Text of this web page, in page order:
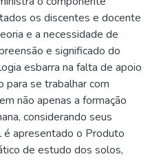
os discentes e docente
e a necessidade de
e significado do
esbarra na falta de apoio
para se trabalhar com
não apenas a formação
considerando seus
apresentado o Produto
de estudo dos solos,